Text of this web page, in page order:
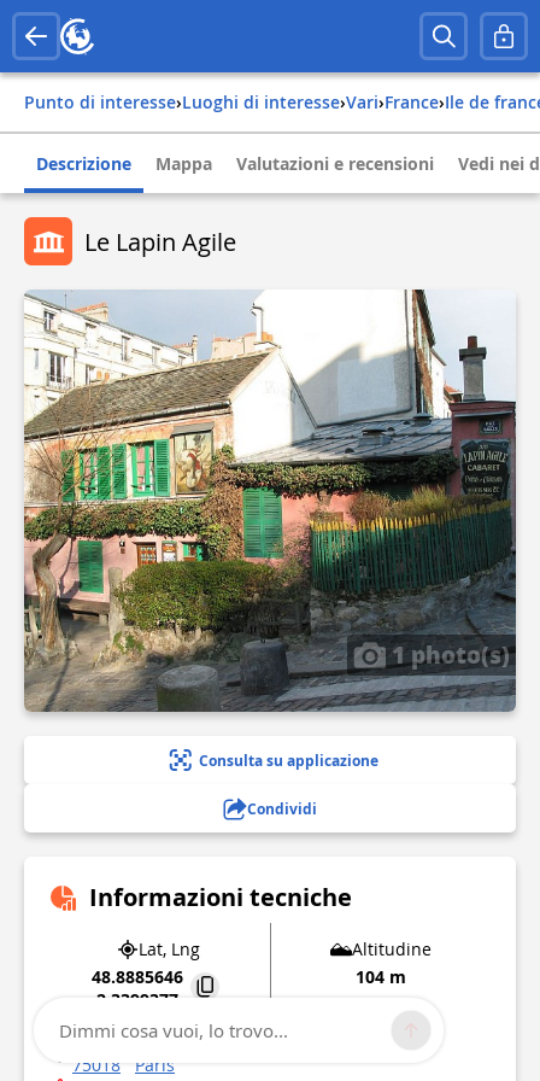
Punto di interesse› Luoghi di interesse› Vari› france› ile de
Descrizione Mappa Valutazioni e recensioni Vedi nei
Le Lapin Agile
1 photo(s)
Consulta su applicazione
Condividi
Informazioni tecniche
Lat, Lng
48.8885646
2.3399377
Altitudine
104 m
32 Rue Saint-Vincent
75018
Paris
Dimmi cosa vuoi, lo trovo...